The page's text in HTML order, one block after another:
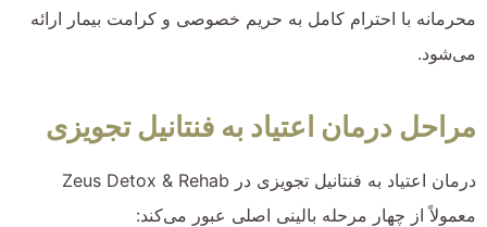
محرمانه با احترام کامل به حریم خصوصی و کرامت بیمار ارائه
می‌شود.
مراحل درمان اعتیاد به فنتانیل تجویزی
درمان اعتیاد به فنتانیل تجویزی در Zeus Detox & Rehab
معمولاً از چهار مرحله بالینی اصلی عبور می‌کند: